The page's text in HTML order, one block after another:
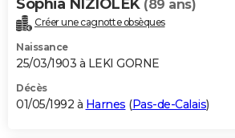
Sophia NIZIOLEK (89 ans)
Créer une cagnotte obsèques
Naissance
25/03/1903 à LEKI GORNE
Décès
01/05/1992 à Harnes (Pas-de-Calais)